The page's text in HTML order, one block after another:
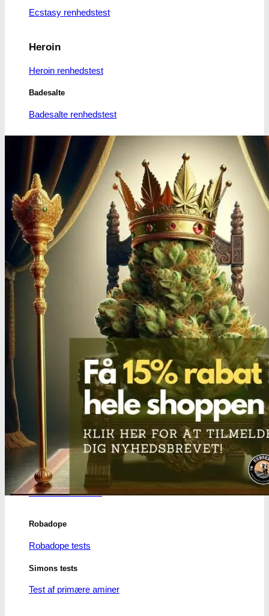
Ecstasy renhedstest
Heroin
Heroin renhedstest
Badesalte
Badesalte renhedstest
LSD
LSD renhedstest
Benzodiazepiner
Benzoer renhedstest
GHB/Hætter
GHB/Hætter renhedstest
Ketamin
Ketamin renhedstest
MCPP
MCPP test
Opiater renhedstest
THC/Cannabinoider
THC test
Cannabinoider test
Robadope
Robadope tests
Simons tests
Test af primære aminer